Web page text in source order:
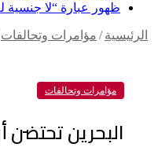
ظهور عبارة “لا جنسية
الرئيسية / مؤامرات وتحالفات
مؤامرات وتحالفات
البحرين